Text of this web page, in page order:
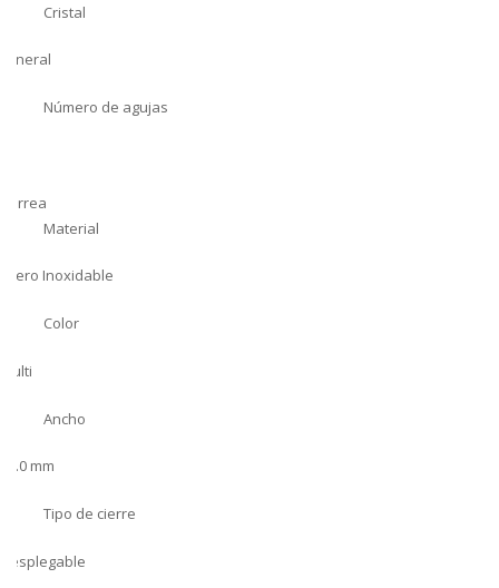
Cristal
Mineral
Número de agujas
Correa
Material
Acero Inoxidable
Color
Multi
Ancho
17.0 mm
Tipo de cierre
Desplegable